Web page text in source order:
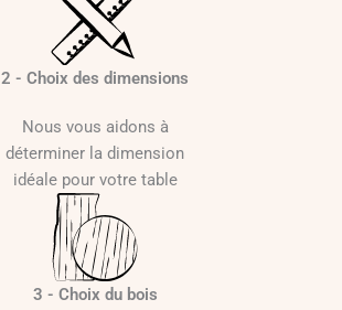
2 - Choix des dimensions
Nous vous aidons à
déterminer la dimension
idéale pour votre table
3 - Choix du bois